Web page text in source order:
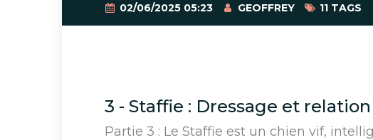
02/06/2025 05:23 GEOFFREY 11 TAGS
3 - Staffie : Dressage et
Partie 3 : Le Staffie est un chien vif,